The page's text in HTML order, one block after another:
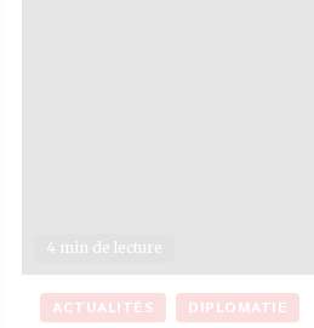
4 min de lecture
ACTUALITÉS DIPLOMATIE